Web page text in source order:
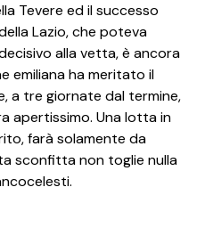
Tevere ed il successo
Lazio, che poteva
alla vetta, è ancora
emiliana ha meritato il
a tre giornate dal termine,
apertissimo. Una lotta in
farà solamente da
sconfitta non toglie nulla